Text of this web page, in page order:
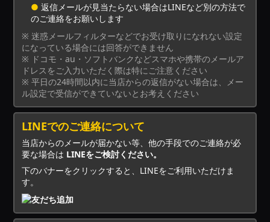
● 返信メールが見当たらない場合はLINEなど別の方法で
のご連絡をお願いします
※ 迷惑メールフィルターなどでお受け取りになれない設定
になっている場合には回答ができません
※ ドコモ・au・ソフトバンクなどスマホや携帯のメールア
ドレスをご入力いただく際は特にご注意ください
※ 平日の24時間以内に当店からの返信がない場合は、メー
ル設定で受信ができていないとお考えください
LINEでのご連絡について
当店からのメールが届かない等、他の手段でのご連絡が必
要な場合は LINEをご検討ください。
下のバナーをクリックすると、LINEをご利用いただけま
す。